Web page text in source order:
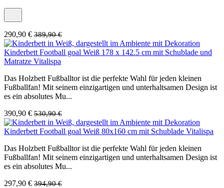
290,90 € 389,90 €
Kinderbett Football goal Weiß 178 x 142.5 cm mit Schublade und
Matratze Vitalispa
Das Holzbett Fußballtor ist die perfekte Wahl für jeden kleinen
Fußballfan! Mit seinem einzigartigen und unterhaltsamen Design ist
es ein absolutes Mu...
390,90 € 530,90 €
Kinderbett Football goal Weiß 80x160 cm mit Schublade Vitalispa
Das Holzbett Fußballtor ist die perfekte Wahl für jeden kleinen
Fußballfan! Mit seinem einzigartigen und unterhaltsamen Design ist
es ein absolutes Mu...
297,90 € 394,90 €